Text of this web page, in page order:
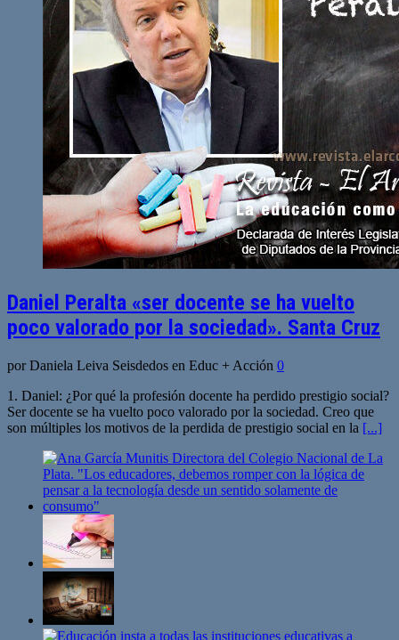
Daniel Peralta «ser docente se ha vuelto
poco valorado por la sociedad». Santa Cruz
por Daniela Leiva Seisdedos en Educ + Acción 0
1. Daniel: ¿Por qué la profesión docente ha perdido prestigio social?
Ser docente se ha vuelto poco valorado por la sociedad. Creo que
son múltiples los motivos de la perdida de prestigio social en la [...]